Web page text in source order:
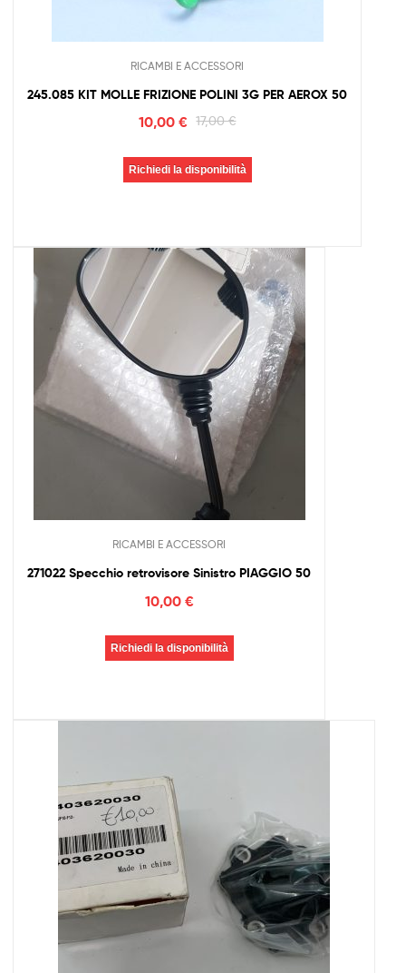
RICAMBI E ACCESSORI
245.085 KIT MOLLE FRIZIONE POLINI 3G PER AEROX 50
17,00€
10,00 €
Richiedi la disponibilità
RICAMBI E ACCESSORI
271022 Specchio retrovisore Sinistro PIAGGIO 50
10,00 €
Richiedi la disponibilità